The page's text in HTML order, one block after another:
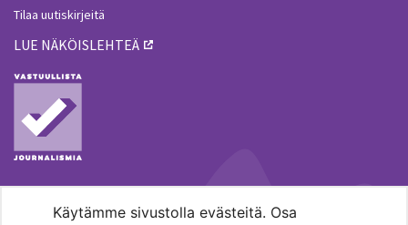
Käytämme sivustolla evästeitä. Osa
Tilaa uutiskirjeitä
LUE NÄKÖISLEHTEÄ
MENOHAKU